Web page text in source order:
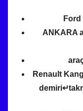
4
ANKARA
Renault